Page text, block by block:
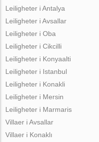
Leiligheter i Antalya
Leiligheter i Avsallar
Leiligheter i Oba
Leiligheter i Cikcilli
Leiligheter i Konyaalti
Leiligheter i Istanbul
Leiligheter i Konakli
Leiligheter i Mersin
Leiligheter i Marmaris
Villaer i Avsallar
Villaer i Konaklı